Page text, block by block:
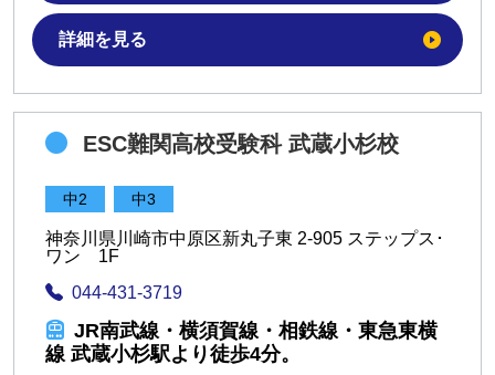
詳細を見る
ESC難関高校受験科 武蔵小杉校
中2 中3
神奈川県川崎市中原区新丸子東 2-905 ステップス･
ワン 1F
044-431-3719
JR南武線・横須賀線・相鉄線・東急東横
線 武蔵小杉駅より徒歩4分。